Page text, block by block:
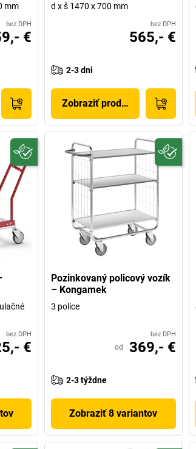
mm
bez DPH
€
d x š 1470 x 700 mm
bez DPH
565,- €
2-3 dni
Zobraziť produkt
bez DPH
€
Pozinkovaný policový vozík
– Kongamek
3 police
bez DPH
od 369,- €
2-3 týždne
Zobraziť 8 variantov